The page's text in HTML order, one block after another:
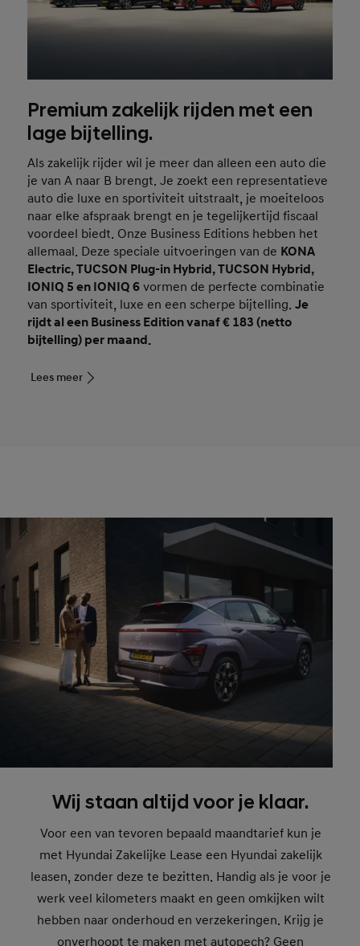
Premium zakelijk rijden met een
lage bijtelling.
Als zakelijk rijder wil je meer dan alleen een auto die
je van A naar B brengt. Je zoekt een representatieve
auto die luxe en sportiviteit uitstraalt, je moeiteloos
naar elke afspraak brengt en je tegelijkertijd fiscaal
voordeel biedt. Onze Business Editions hebben het
allemaal. Deze speciale uitvoeringen van de KONA
Electric, TUCSON Plug-in Hybrid, TUCSON Hybrid,
IONIQ 5 en IONIQ 6 vormen de perfecte combinatie
van sportiviteit, luxe en een scherpe bijtelling.Je
rijdt al een Business Edition vanaf € 183 (netto
bijtelling) per maand.
Lees meer
Wij staan altijd voor je klaar.
Voor een van tevoren bepaald maandtarief kun je
met Hyundai Zakelijke Lease een Hyundai zakelijk
leasen, zonder deze te bezitten. Handig als je voor je
werk veel kilometers maakt en geen omkijken wilt
hebben naar onderhoud en verzekeringen. Krijg je
onverhoopt te maken met autopech? Geen